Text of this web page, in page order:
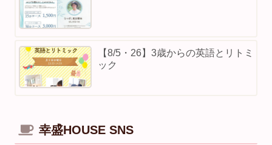
【8/5・26】3歳からの英語とリトミ
ック
幸盛HOUSE SNS